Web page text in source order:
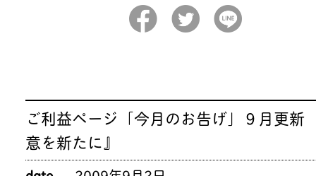
ご利益ページ「今月のお告げ」９月更新
意を新たに』